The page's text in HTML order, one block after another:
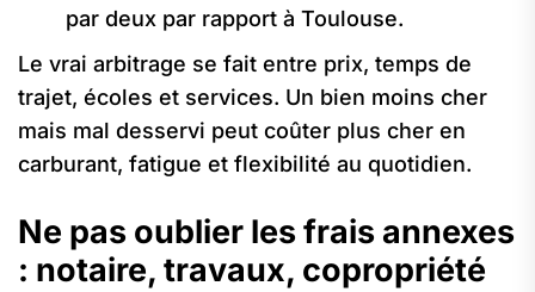
par deux par rapport à Toulouse.
Le vrai arbitrage se fait entre prix, temps de
trajet, écoles et services. Un bien moins cher
mais mal desservi peut coûter plus cher en
carburant, fatigue et flexibilité au quotidien.
Ne pas oublier les frais annexes
: notaire, travaux, copropriété